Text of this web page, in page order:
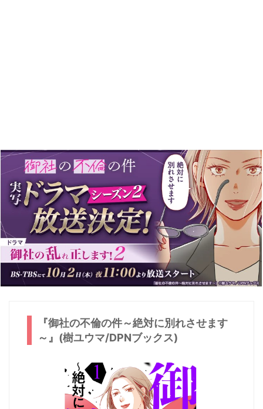
『御社の不倫の件～絶対に別れさせます
～』(樹ユウマ/DPNブックス)